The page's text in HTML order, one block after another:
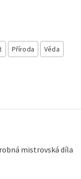
Příroda
Věda
mistrovská díla